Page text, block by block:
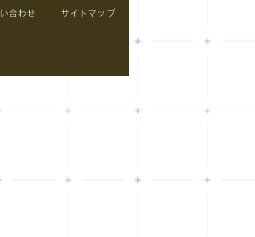
合わせ サイトマップ